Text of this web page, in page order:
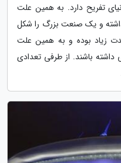
تفریح دارد. به همین علت
داشته و یک صنعت بزرگ را شکل
زیاد بوده و به همین علت
داشته باشند. از طرفی تعدادی